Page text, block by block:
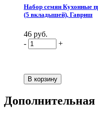
Набор семян Кухонные
(5 вкладышей), Гавриш
46 руб.
-
+